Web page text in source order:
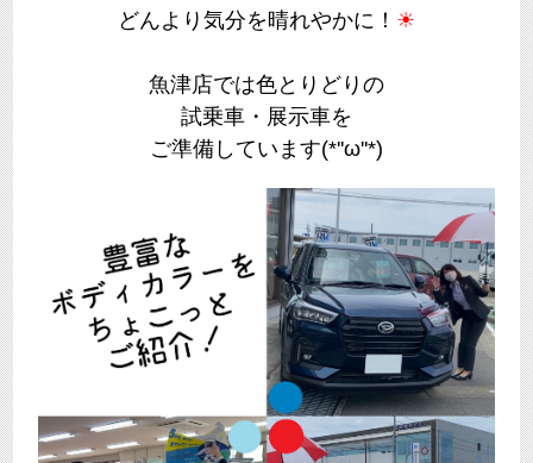
どんより気分を晴れやかに！ ☀
魚津店では色とりどりの
試乗車・展示車を
ご準備しています(*''ω''*)